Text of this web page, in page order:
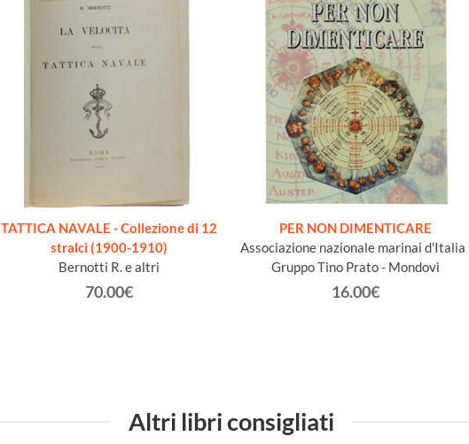
TATTICA NAVALE - Collezione di 12
stralci (1900-1910)
Bernotti R. e altri
70.00€
PER NON DIMENTICARE
Associazione nazionale marinai d'Italia
Gruppo Tino Prato - Mondovì
16.00€
Altri libri consigliati